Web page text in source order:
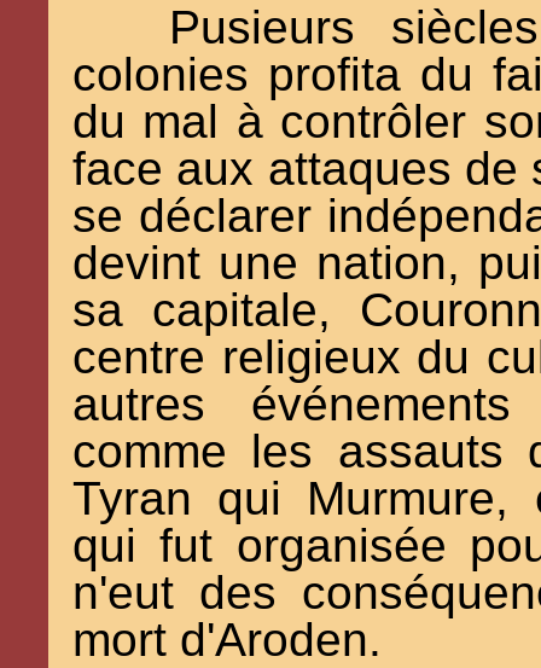
Pusieurs
colonies profita du
du mal à contrôler
face aux attaques de
se déclarer
devint une nation,
sa capitale,
centre religieux du
autres
comme les assauts
Tyran qui Murmure,
qui fut organisée
n'eut des
mort d'Aroden.